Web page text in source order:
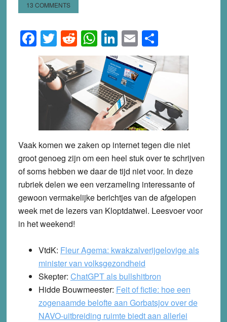
13 COMMENTS
Facebook
Twitter
Reddit
WhatsApp
LinkedIn
EmailShare
Vaak komen we zaken op internet tegen die niet
groot genoeg zijn om een heel stuk over te schrijven
of soms hebben we daar de tijd niet voor. In deze
rubriek delen we een verzameling interessante of
gewoon vermakelijke berichtjes van de afgelopen
week met de lezers van Kloptdatwel. Leesvoer voor
in het weekend!
VtdK: Fleur Agema: kwakzalverijgelovige als
minister van volksgezondheid
Skepter: ChatGPT als bullshitbron
Hidde Bouwmeester: Feit of fictie: hoe een
zogenaamde belofte aan Gorbatsjov over de
NAVO-uitbreiding ruimte biedt aan allerlei